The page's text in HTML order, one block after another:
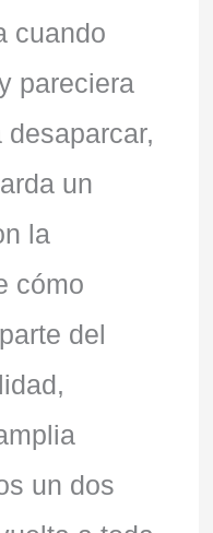
cuando
pareciera
un
la
cómo
del
un dos